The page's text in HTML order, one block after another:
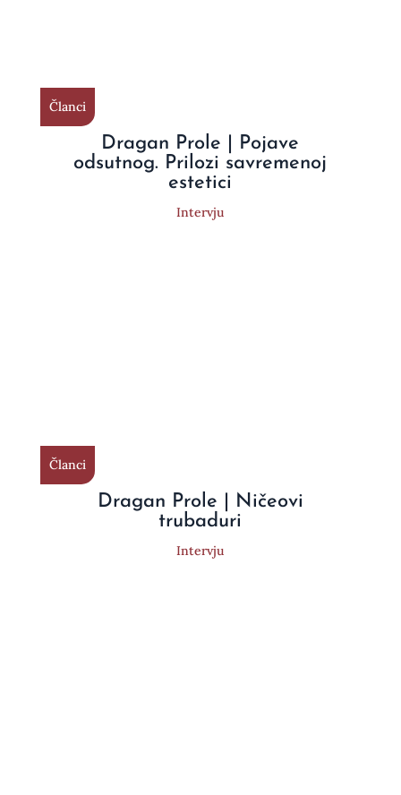
Članci
Dragan Prole | Pojave
odsutnog. Prilozi savremenoj
estetici
Intervju
Članci
Dragan Prole | Ničeovi
trubaduri
Intervju